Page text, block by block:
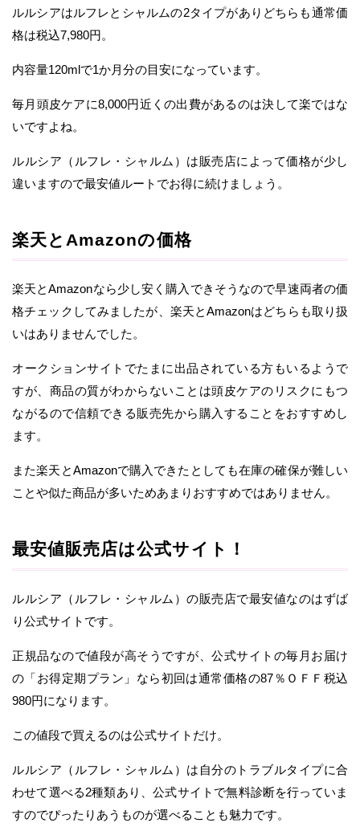
ルルシアはルフレとシャルムの2タイプがありどちらも通常価
格は税込7,980円。
内容量120mlで1か月分の目安になっています。
毎月頭皮ケアに8,000円近くの出費があるのは決して楽ではな
いですよね。
ルルシア（ルフレ・シャルム）は販売店によって価格が少し
違いますので最安値ルートでお得に続けましょう。
楽天とAmazonの価格
楽天とAmazonなら少し安く購入できそうなので早速両者の価
格チェックしてみましたが、楽天とAmazonはどちらも取り扱
いはありませんでした。
オークションサイトでたまに出品されている方もいるようで
すが、商品の質がわからないことは頭皮ケアのリスクにもつ
ながるので信頼できる販売先から購入することをおすすめし
ます。
また楽天とAmazonで購入できたとしても在庫の確保が難しい
ことや似た商品が多いためあまりおすすめではありません。
最安値販売店は公式サイト！
ルルシア（ルフレ・シャルム）の販売店で最安値なのはずば
り公式サイトです。
正規品なので値段が高そうですが、公式サイトの毎月お届け
の「お得定期プラン」なら初回は通常価格の87％ＯＦＦ税込
980円になります。
この値段で買えるのは公式サイトだけ。
ルルシア（ルフレ・シャルム）は自分のトラブルタイプに合
わせて選べる2種類あり、公式サイトで無料診断を行っていま
すのでぴったりあうものが選べることも魅力です。